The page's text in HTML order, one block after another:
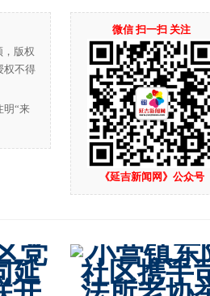
微信 扫一扫 关注
《延吉新闻网》公众号
，版权
权不得
明“来